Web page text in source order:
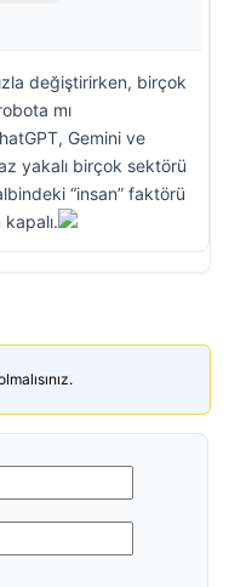
değiştirirken, birçok
mı
Gemini ve
yakalı birçok sektörü
“insan” faktörü